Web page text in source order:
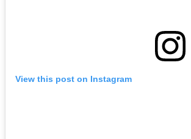
View this post on Instagram